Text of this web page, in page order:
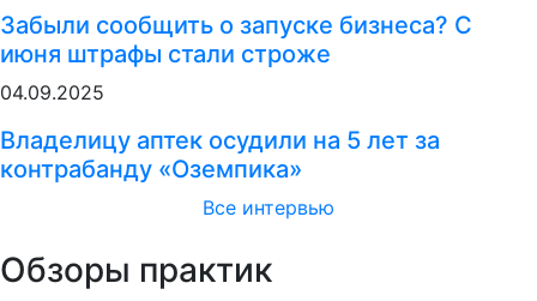
Забыли сообщить о запуске бизнеса? С
июня штрафы стали строже
04.09.2025
Владелицу аптек осудили на 5 лет за
контрабанду «Оземпика»
Все интервью
Обзоры практик